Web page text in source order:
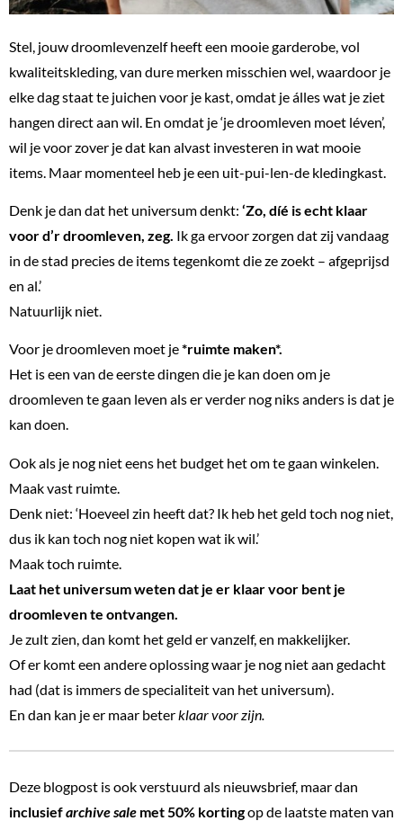
Stel, jouw droomlevenzelf heeft een mooie garderobe, vol
kwaliteitskleding, van dure merken misschien wel, waardoor je
elke dag staat te juichen voor je kast, omdat je álles wat je ziet
hangen direct aan wil. En omdat je ‘je droomleven moet léven’,
wil je voor zover je dat kan alvast investeren in wat mooie
items. Maar momenteel heb je een uit-pui-len-de kledingkast.
Denk je dan dat het universum denkt: ‘Zo, díé is echt klaar
voor d’r droomleven, zeg. Ik ga ervoor zorgen dat zij vandaag
in de stad precies de items tegenkomt die ze zoekt – afgeprijsd
en al.’
Natuurlijk niet.
Voor je droomleven moet je*ruimte maken*.
Het is een van de eerste dingen die je kan doen om je
droomleven te gaan leven als er verder nog niks anders is dat je
kan doen.
Ook als je nog niet eens het budget het om te gaan winkelen.
Maak vast ruimte.
Denk niet: ‘Hoeveel zin heeft dat? Ik heb het geld toch nog niet,
dus ik kan toch nog niet kopen wat ik wil.’
Maak toch ruimte.
Laat het universum weten dat je er klaar voor bent je
droomleven te ontvangen.
Je zult zien, dan komt het geld er vanzelf, en makkelijker.
Of er komt een andere oplossing waar je nog niet aan gedacht
had (dat is immers de specialiteit van het universum).
En dan kan je er maar beterklaar voor zijn.
Deze blogpost is ook verstuurd als nieuwsbrief, maar dan
inclusiefarchive sale met 50% kortingop de laatste maten van